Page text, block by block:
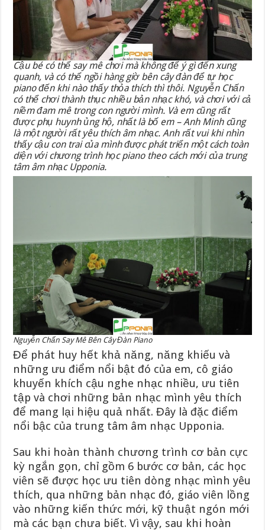
Cậu bé có thể say mê chơi mà không để ý gì đến xung
quanh, và có thể ngồi hàng giờ bên cây đàn để tự học
piano đến khi nào thấy thỏa thích thì thôi. Nguyễn Chấn
có thể chơi thành thục nhiều bản nhạc khó, và chơi với cả
niềm đam mê trong con người mình. Và em cũng rất
được phụ huynh ủng hộ, nhất là bố em – Anh Minh cũng
là một người rất yêu thích âm nhạc. Anh rất vui khi nhìn
thấy cậu con trai của mình được phát triển một cách toàn
diện với chương trình học piano theo cách mới của trung
tâm âm nhạc Upponia.
Nguyễn Chấn Say Mê Bên Cây Đàn Piano
Để phát huy hết khả năng, năng khiếu và
những ưu điểm nổi bật đó của em, cô giáo
khuyến khích cậu nghe nhạc nhiều, ưu tiên
tập và chơi những bản nhạc mình yêu thích
để mang lại hiệu quả nhất. Đây là đặc điểm
nổi bậc của trung tâm âm nhạc Upponia.
Sau khi hoàn thành chương trình cơ bản cực
kỳ ngắn gọn, chỉ gồm 6 bước cơ bản, các học
viên sẽ được học ưu tiên dòng nhạc mình yêu
thích, qua những bản nhạc đó, giáo viên lồng
vào những kiến thức mới, kỹ thuật ngón mới
mà các bạn chưa biết. Vì vậy, sau khi hoàn